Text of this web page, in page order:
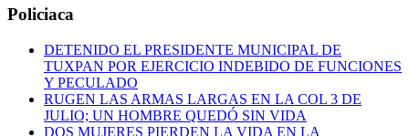
Policiaca
DETENIDO EL PRESIDENTE MUNICIPAL DE
TUXPAN POR EJERCICIO INDEBIDO DE FUNCIONES
Y PECULADO
RUGEN LAS ARMAS LARGAS EN LA COL 3 DE
JULIO; UN HOMBRE QUEDÓ SIN VIDA
DOS MUJERES PIERDEN LA VIDA EN LA